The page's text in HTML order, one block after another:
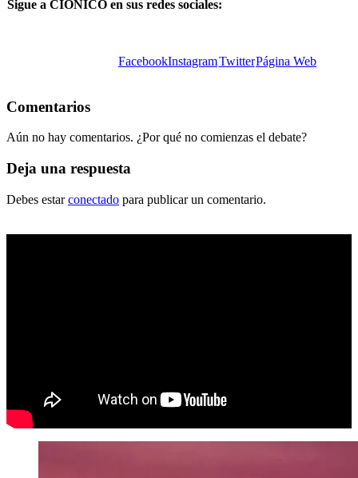
Sigue a CIONICO en sus redes sociales:
FacebookInstagramTwitterPágina Web
Comentarios
Aún no hay comentarios. ¿Por qué no comienzas el debate?
Deja una respuesta
Debes estarconectado para publicar un comentario.